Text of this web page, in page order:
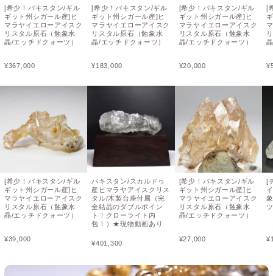
[希少！パキスタン/ギル
ギット州シガール産]ヒ
マラヤイエローアイスク
リスタル原石（蝕象水
晶/エッチドクォーツ）
¥367,000
[希少！パキスタン/ギル
ギット州シガール産]ヒ
マラヤイエローアイスク
リスタル原石（蝕象水
晶/エッチドクォーツ）
¥39,000
[希少！パキスタン/ギル
ギット州シガール産]ヒ
マラヤイエローアイスク
リスタル原石（蝕象水
晶/エッチドクォーツ）
¥183,000
パキスタン/スカルドゥ
産ヒマラヤアイスクリス
タル/木製台座付属（完
全結晶のダブルポイン
ト！クローライト内
包！）★現物動画あり
¥401,300
[希少！パキスタン/ギル
ギット州シガール産]ヒ
マラヤイエローアイスク
リスタル原石（蝕象水
晶/エッチドクォーツ）
¥20,000
[希少！パキスタン/ギル
ギット州シガール産]ヒ
マラヤイエローアイスク
リスタル原石（蝕象水
晶/エッチドクォーツ）
¥27,000
[
¥
[
¥